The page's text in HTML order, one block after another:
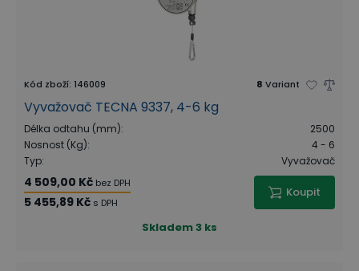
Kód zboží: 146009 8 Variant
Vyvažovač TECNA 9337, 4-6 kg
Délka odtahu (mm):
2500
Nosnost (Kg):
4 - 6
Typ: Vyvažovač
4 509,00 Kč bez DPH
5 455,89 Kč s DPH
Koupit
Skladem3 ks